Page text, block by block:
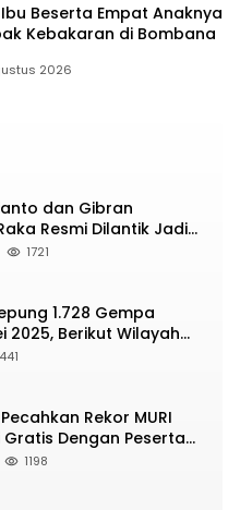
Beserta Empat Anaknya
Kebakaran di Bombana
2026
dan Gibran
Resmi Dilantik Jadi
RI
1721
1.728 Gempa
2025, Berikut Wilayah
Rekor MURI
Gratis Dengan Peserta
1198